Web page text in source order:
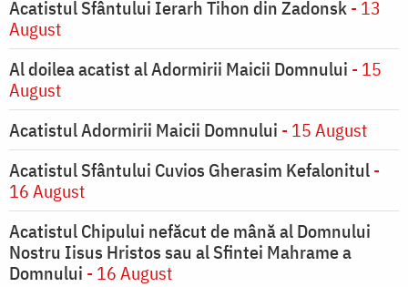
Acatistul Sfântului Ierarh Tihon din Zadonsk- 13
August
Al doilea acatist al Adormirii Maicii Domnului - 15
August
Acatistul Adormirii Maicii Domnului - 15 August
Acatistul Sfântului Cuvios Gherasim Kefalonitul-
16 August
Acatistul Chipului nefăcut de mână al Domnului
Nostru Iisus Hristos sau al Sfintei Mahrame a
Domnului - 16 August